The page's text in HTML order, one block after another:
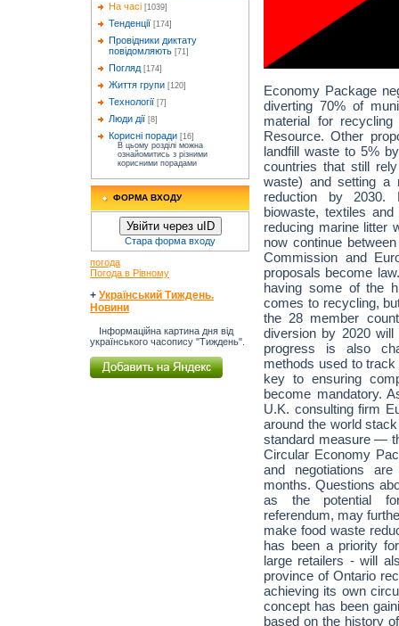
На часі [1039]
Тенденції [174]
Провідники диктату
повідомляють [71]
Погляд [174]
Життя групи [120]
Технології [7]
Люди дії [8]
Корисні поради [16]
В цьому розділі можна
ознайомитись з різними
корисними порадами
ФОРМА ВХОДУ
Увійти через uID
Стара форма входу
погода
Погода в Рівному
+ Український Тиждень.
Новини
Інформаційна картина дня від
українського часопису "Тиждень".
Economy Package
diverting 70% of
material for
Resource. Other
landfill waste to 5%
countries that still
waste) and setting a
reduction by 2030.
biowaste, textiles
reducing marine litter
now continue
Commission and
proposals become
having some of the
comes to recycling,
the 28 member
diversion by 2020
progress is also
methods used to
key to ensuring
become mandatory.
U.K. consulting firm
around the world
standard measure —
Circular Economy
and negotiations
months. Questions
as the potential for
referendum, may
make food waste
has been a priority
large retailers - will
province of Ontario
achieving its own
concept has been
based on the history